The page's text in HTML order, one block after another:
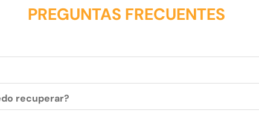
PREGUNTAS FRECUENTES
recuperar?